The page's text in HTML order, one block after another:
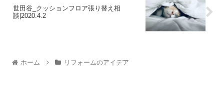
世田谷_クッションフロア張り替え相
談|2020.4.2
ホーム リフォームのアイデア